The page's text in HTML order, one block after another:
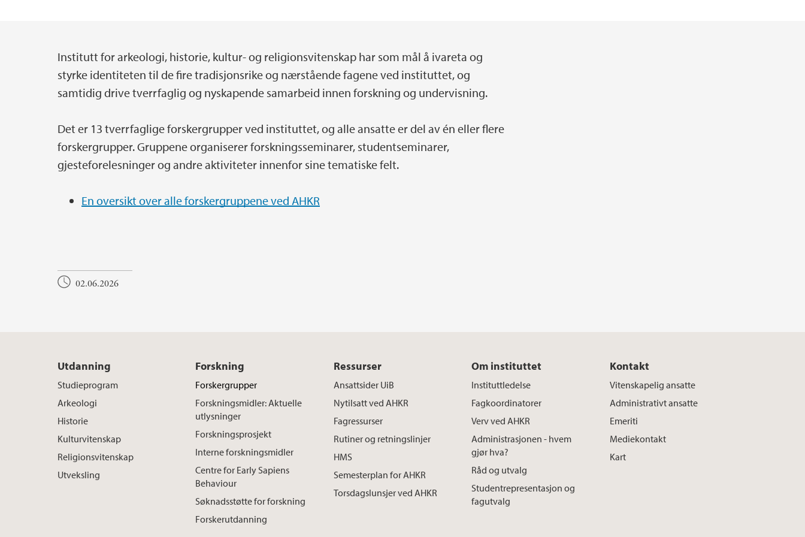
Hovedinnhold
Institutt for arkeologi, historie, kultur- og religionsvitenskap har som mål å ivareta og
styrke identiteten til de fire tradisjonsrike og nærstående fagene ved instituttet, og
samtidig drive tverrfaglig og nyskapende samarbeid innen forskning og undervisning.
Det er 13 tverrfaglige forskergrupper ved instituttet, og alle ansatte er del av én eller flere
forskergrupper. Gruppene organiserer forskningsseminarer, studentseminarer,
gjesteforelesninger og andre aktiviteter innenfor sine tematiske felt.
En oversikt over alle forskergruppene ved AHKR
02.06.2026
Utdanning
Studieprogram
Arkeologi
Historie
Kulturvitenskap
Religionsvitenskap
Utveksling
Forskning
Forskergrupper
Forskningsmidler: Aktuelle
utlysninger
Forskningsprosjekt
Interne forskningsmidler
Centre for Early Sapiens
Behaviour
Søknadsstøtte for forskning
Forskerutdanning
Ressurser
Ansattsider UiB
Nytilsatt ved AHKR
Fagressurser
Rutiner og retningslinjer
HMS
Semesterplan for AHKR
Torsdagslunsjer ved AHKR
Om instituttet
Instituttledelse
Fagkoordinatorer
Verv ved AHKR
Administrasjonen - hvem
gjør hva?
Råd og utvalg
Studentrepresentasjon og
fagutvalg
Kontakt
Vitenskapelig ansatte
Administrativt ansatte
Emeriti
Mediekontakt
Kart